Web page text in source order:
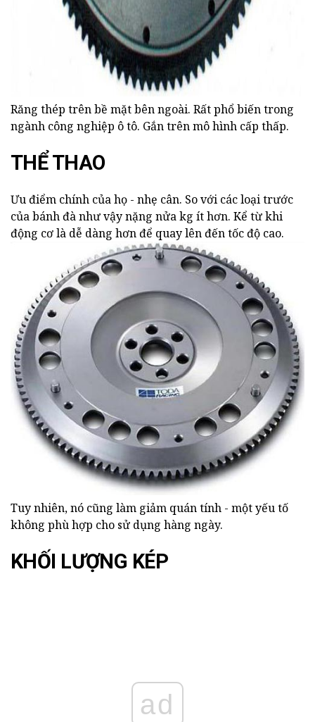
Răng thép trên bề mặt bên ngoài. Rất phổ biến trong
ngành công nghiệp ô tô. Gắn trên mô hình cấp thấp.
THỂ THAO
Ưu điểm chính của họ - nhẹ cân. So với các loại trước
của bánh đà như vậy nặng nửa kg ít hơn. Kể từ khi
động cơ là dễ dàng hơn để quay lên đến tốc độ cao.
Tuy nhiên, nó cũng làm giảm quán tính - một yếu tố
không phù hợp cho sử dụng hàng ngày.
KHỐI LƯỢNG KÉP
ad